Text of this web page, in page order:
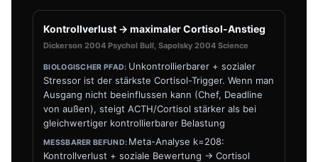
Kontrollverlust → maximaler Cortisol-Anstieg
Dickerson 2004 Psychol Bull, Sapolsky 2004 Science
Unkontrollierbarer + sozialer
Stressor ist der stärkste Cortisol-Trigger. Wenn man
Ausgang nicht beeinflussen kann (Chef, Deadline
von außen), steigt ACTH/Cortisol stärker als bei
gleichwertiger kontrollierbarer Belastung
Meta-Analyse k=208:
Kontrollverlust + soziale Bewertung → Cortisol